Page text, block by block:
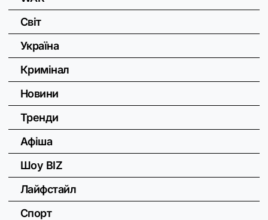
Світ
Україна
Кримінал
Новини
Тренди
Афіша
Шоу BIZ
Лайфстайл
Спорт